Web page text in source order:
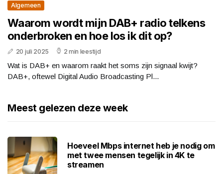
Algemeen
Waarom wordt mijn DAB+ radio telkens
onderbroken en hoe los ik dit op?
20 juli 2025 2 min leestijd
Wat is DAB+ en waarom raakt het soms zijn signaal kwijt?
DAB+, oftewel Digital Audio Broadcasting Pl...
Meest gelezen deze week
Hoeveel Mbps internet heb je nodig om
met twee mensen tegelijk in 4K te
streamen